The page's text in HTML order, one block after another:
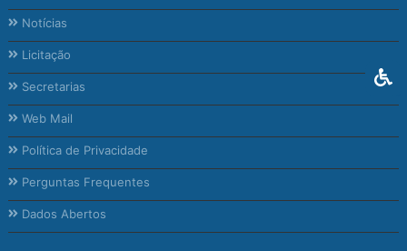
Notícias
Licitação
Secretarias
Web Mail
Política de Privacidade
Perguntas Frequentes
Dados Abertos